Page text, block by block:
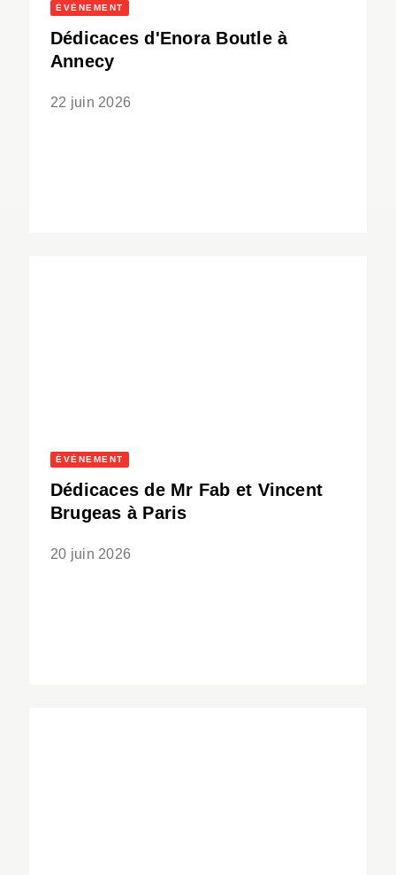
ÉVÈNEMENT
Dédicaces d'Enora Boutle à
Annecy
22 juin 2026
ÉVÈNEMENT
Dédicaces de Mr Fab et Vincent
Brugeas à Paris
20 juin 2026